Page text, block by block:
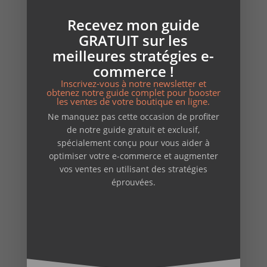
Site vitrine ou e-commerce : que choisir pour mon
activité locale ?
Comment créer un site WordPress professionnel en
2025 – Le guide complet pour indépendants et PME
Catégories
copywriting
Recevez mon guide
GRATUIT sur les
meilleures stratégies e-
commerce !
Inscrivez-vous à notre newsletter et
obtenez notre guide complet pour booster
les ventes de votre boutique en ligne.
Ne manquez pas cette occasion de profiter
de notre guide gratuit et exclusif,
spécialement conçu pour vous aider à
optimiser votre e-commerce et augmenter
vos ventes en utilisant des stratégies
éprouvées.